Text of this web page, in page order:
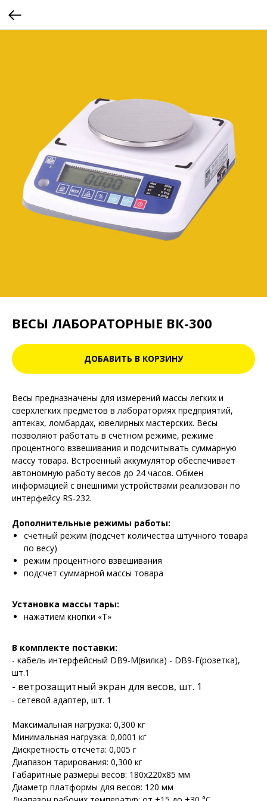
ВЕСЫ ЛАБОРАТОРНЫЕ ВК-300
ДОБАВИТЬ В КОРЗИНУ
Весы предназначены для измерений массы легких и
сверхлегких предметов в лабораториях предприятий,
аптеках, ломбардах, ювелирных мастерских. Весы
позволяют работать в счетном режиме, режиме
процентного взвешивания и подсчитывать суммарную
массу товара. Встроенный аккумулятор обеспечивает
автономную работу весов до 24 часов. Обмен
информацией с внешними устройствами реализован по
интерфейсу RS-232.
Дополнительные режимы работы:
счетный режим (подсчет количества штучного товара
по весу)
режим процентного взвешивания
подсчет суммарной массы товара
Установка массы тары:
нажатием кнопки «T»
В комплекте поставки:
- кабель интерфейсный DB9-M(вилка) - DB9-F(розетка),
шт.1
- ветрозащитный экран для весов, шт. 1
- сетевой адаптер, шт. 1
Максимальная нагрузка: 0,300 кг
Минимальная нагрузка: 0,0001 кг
Дискретность отсчета: 0,005 г
Диапазон тарирования: 0,300 кг
Габаритные размеры весов: 180х220х85 мм
Диаметр платформы для весов: 120 мм